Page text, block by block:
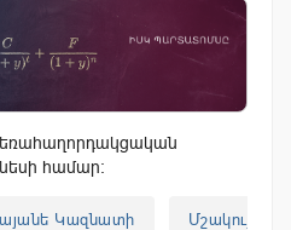
համար:
Կազնատի Մշակույթ